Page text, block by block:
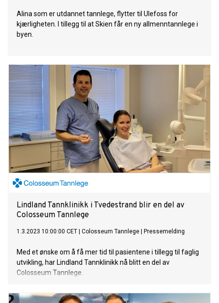
Alina som er utdannet tannlege, flytter til Ulefoss for
kjærligheten. I tillegg til at Skien får en ny allmenntannlege i
byen.
Lindland Tannklinikk i Tvedestrand blir en del av
Colosseum Tannlege
1.3.2023 10:00:00 CET Colosseum Tannlege Pressemelding
Med et ønske om å få mer tid til pasientene i tillegg til faglig
utvikling, har Lindland Tannklinikk nå blitt en del av
Colosseum Tannlege.